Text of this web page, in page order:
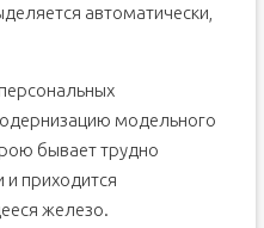
автоматически,
модельного
бывает трудно
и приходится
железо.